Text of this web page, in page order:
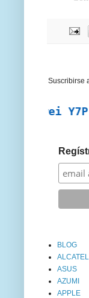
Suscribirse
Y7P
BLOG
ALCATEL
ASUS
AZUMI
APPLE